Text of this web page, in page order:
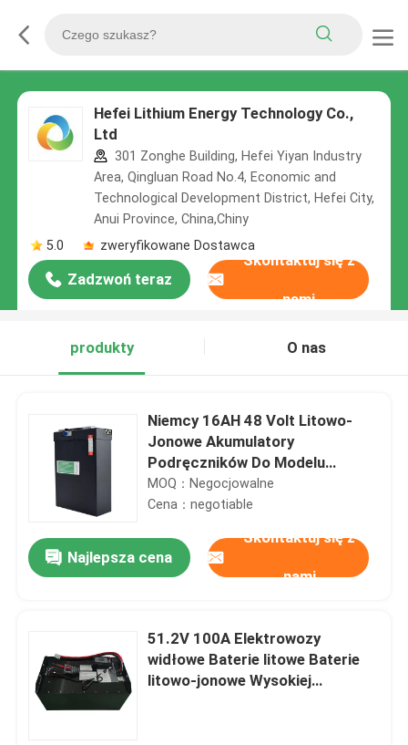
Hefei Lithium Energy Technology Co.,
Ltd
301 Zonghe Building, Hefei Yiyan Industry
Area, Qingluan Road No.4, Economic and
Technological Development District, Hefei City,
Anui Province, China,Chiny
5.0
zweryfikowane Dostawca
Zadzwoń teraz
Skontaktuj się z
nami
produkty O nas
Niemcy 16AH 48 Volt Litowo-
Jonowe Akumulatory
Podręczników Do Modelu
CBD15J-LI
MOQ：Negocjowalne
Cena：negotiable
Najlepsza cena
Skontaktuj się z
nami
51.2V 100A Elektrowozy
widłowe Baterie litowe Baterie
litowo-jonowe Wysokiej